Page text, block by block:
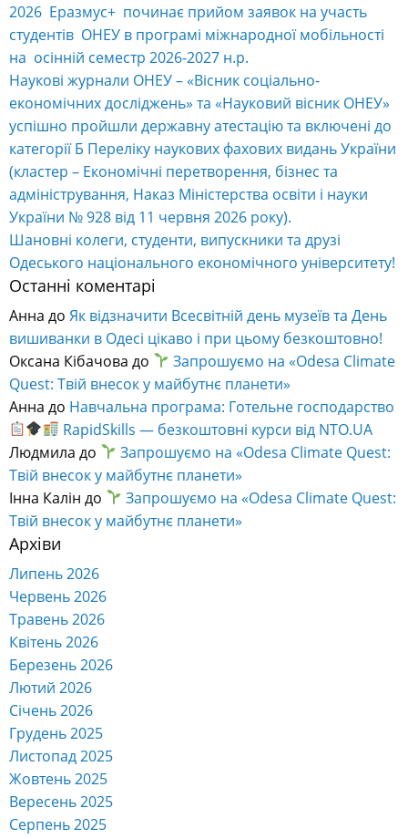
2026 Еразмус+ починає прийом заявок на участь
студентів ОНЕУ в програмі міжнародної мобільності
на осінній семестр 2026-2027 н.р.
Наукові журнали ОНЕУ – «Вісник соціально-
економічних досліджень» та «Науковий вісник ОНЕУ»
успішно пройшли державну атестацію та включені до
категорії Б Переліку наукових фахових видань України
(кластер – Економічні перетворення, бізнес та
адміністрування, Наказ Міністерства освіти і науки
України № 928 від 11 червня 2026 року).
Шановні колеги, студенти, випускники та друзі
Одеського національного економічного університету!
Останні коментарі
Анна до Як відзначити Всесвітній день музеїв та День
вишиванки в Одесі цікаво і при цьому безкоштовно!
Оксана Кібачова до
Запрошуємо на «Odesa Climate
Quest: Твій внесок у майбутнє планети»
Анна до Навчальна програма: Готельне господарство
RapidSkills — безкоштовні курси від NTO.UA
Людмила до
Запрошуємо на «Odesa Climate Quest:
Твій внесок у майбутнє планети»
Інна Калін до
Запрошуємо на «Odesa Climate Quest:
Твій внесок у майбутнє планети»
Архіви
Липень 2026
Червень 2026
Травень 2026
Квітень 2026
Березень 2026
Лютий 2026
Січень 2026
Грудень 2025
Листопад 2025
Жовтень 2025
Вересень 2025
Серпень 2025